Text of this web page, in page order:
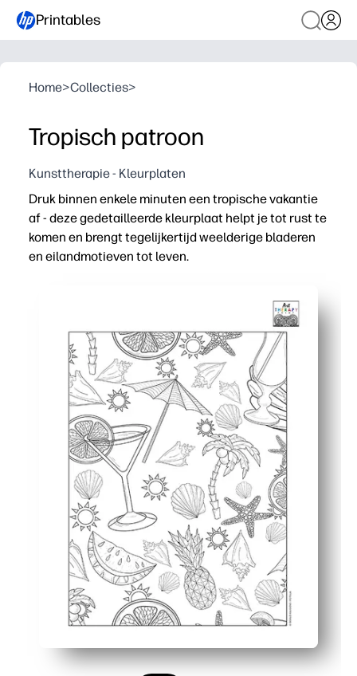
Printables
Home>Collecties>
Tropisch patroon
Kunsttherapie - Kleurplaten
Druk binnen enkele minuten een tropische vakantie
af - deze gedetailleerde kleurplaat helpt je tot rust te
komen en brengt tegelijkertijd weelderige bladeren
en eilandmotieven tot leven.
Kalmerende focus — zich herhalende tropische
Geschikt voor alle leeftijden: ondersteunt de fijne
Flexibel gebruik: perfect voor hersenpauzes,